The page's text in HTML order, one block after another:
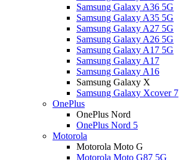
Samsung Galaxy A36 5G
Samsung Galaxy A35 5G
Samsung Galaxy A27 5G
Samsung Galaxy A26 5G
Samsung Galaxy A17 5G
Samsung Galaxy A17
Samsung Galaxy A16
Samsung Galaxy X
Samsung Galaxy Xcover 7
OnePlus
OnePlus Nord
OnePlus Nord 5
Motorola
Motorola Moto G
Motorola Moto G87 5G